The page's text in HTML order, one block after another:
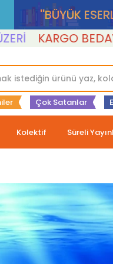
''BÜYÜK
KARGO BEDAVA
Çok Satanlar
Kolektif Süreli